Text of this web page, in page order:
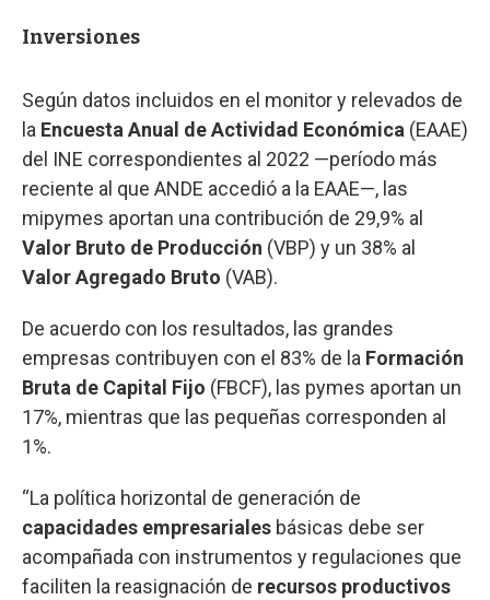
Inversiones
Según datos incluidos en el monitor y relevados de
la Encuesta Anual de Actividad Económica (EAAE)
del INE correspondientes al 2022 —período más
reciente al que ANDE accedió a la EAAE—, las
mipymes aportan una contribución de 29,9% al
Valor Bruto de Producción (VBP) y un 38% al
Valor Agregado Bruto (VAB).
De acuerdo con los resultados, las grandes
empresas contribuyen con el 83% de la Formación
Bruta de Capital Fijo (FBCF), las pymes aportan un
17%, mientras que las pequeñas corresponden al
1%.
“La política horizontal de generación de
capacidades empresariales básicas debe ser
acompañada con instrumentos y regulaciones que
faciliten la reasignación de recursos productivos